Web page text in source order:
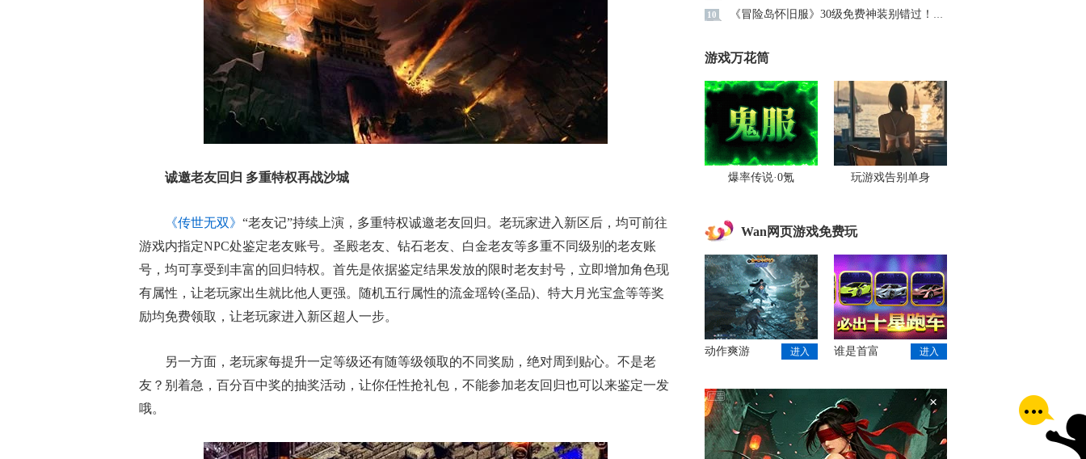
诚邀老友回归 多重特权再战沙城
《传世无双》 “老友记”持续上演，多重特权诚邀老友回归。老玩家进入新区后，均可前往
游戏内指定NPC处鉴定老友账号。圣殿老友、钻石老友、白金老友等多重不同级别的老友账
号，均可享受到丰富的回归特权。首先是依据鉴定结果发放的限时老友封号，立即增加角色现
有属性，让老玩家出生就比他人更强。随机五行属性的流金瑶铃(圣品)、特大月光宝盒等等奖
励均免费领取，让老玩家进入新区超人一步。
另一方面，老玩家每提升一定等级还有随等级领取的不同奖励，绝对周到贴心。不是老
友？别着急，百分百中奖的抽奖活动，让你任性抢礼包，不能参加老友回归也可以来鉴定一发
哦。
10 《冒险岛怀旧服》30级免费神装别错过！新手必看重点攻略
游戏万花筒
爆率传说·0氪 玩游戏告别单身
Wan网页游戏免费玩
动作爽游 进入 谁是首富 进入
×